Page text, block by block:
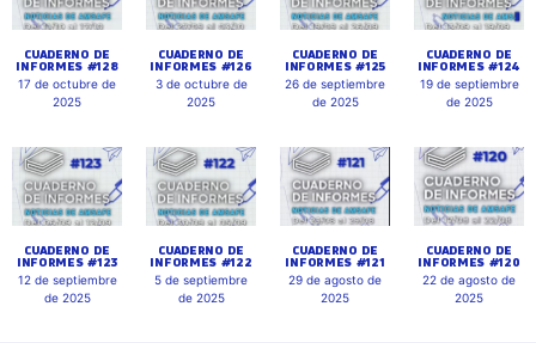
CUADERNO DE
INFORMES #128
17 de octubre de
2025
CUADERNO DE
INFORMES #126
3 de octubre de
2025
CUADERNO DE
INFORMES #125
26 de septiembre
de 2025
CUADERNO DE
INFORMES #124
19 de septiembre
de 2025
CUADERNO DE
INFORMES #123
12 de septiembre
de 2025
CUADERNO DE
INFORMES #122
5 de septiembre
de 2025
CUADERNO DE
INFORMES #121
29 de agosto de
2025
CUADERNO DE
INFORMES #120
22 de agosto de
2025